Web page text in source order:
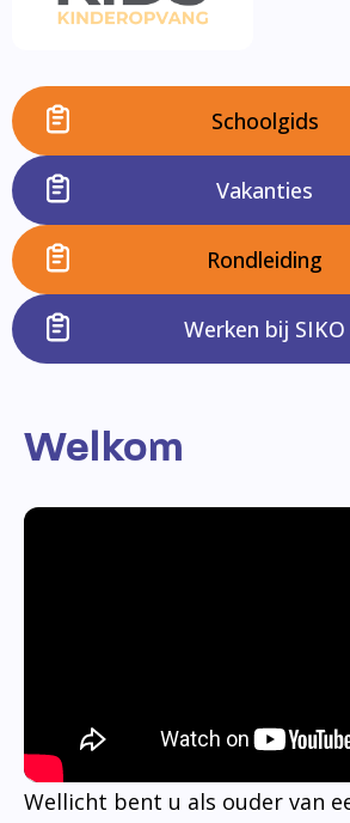
Schoolgids
Vakanties
Rondleiding
Werken bij SIKO
Welkom
Wellicht bent u als ouder van